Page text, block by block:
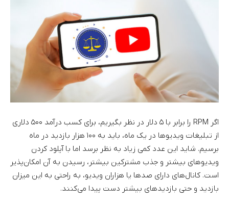
اگر RPM را برابر با ۵ دلار در نظر بگیریم، برای کسب درآمد ۵۰۰ دلاری
از تبلیغات ویدیوها در یک ماه، باید به ۱۰۰ هزار بازدید در ماه
برسیم. شاید این عدد کمی زیاد به نظر برسد اما با آپلود کردن
ویدیوهای بیشتر و جذب مشترکین بیشتر، رسیدن به آن امکان‌پذیر
است. کانال‌‌های دارای صدها یا هزاران ویدیو، به راحتی به این میزان
بازدید و حتی بازدیدهای بیشتر دست پیدا می‌کنند.